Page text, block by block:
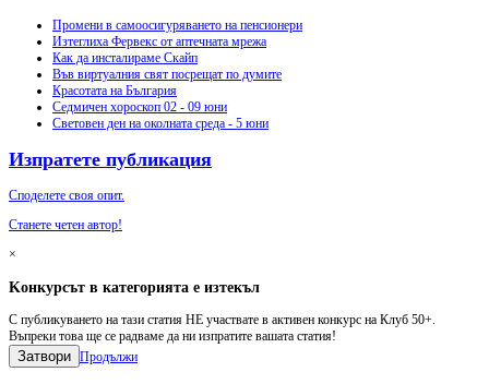
Промени в самоосигуряването на пенсионери
Изтеглиха Фервекс от аптечната мрежа
Как да инсталираме Скайп
Във виртуалния свят посрещат по думите
Красотата на България
Седмичен хороскоп 02 - 09 юни
Световен ден на околната среда - 5 юни
Изпратете публикация
Споделете своя опит.
Станете четен автор!
×
Kонкурсът в категорията е изтекъл
С публикуването на тази статия НЕ участвате в активен конкурс на Клуб 50+.
Въпреки това ще се радваме да ни изпратите вашата статия!
Затвори Продължи